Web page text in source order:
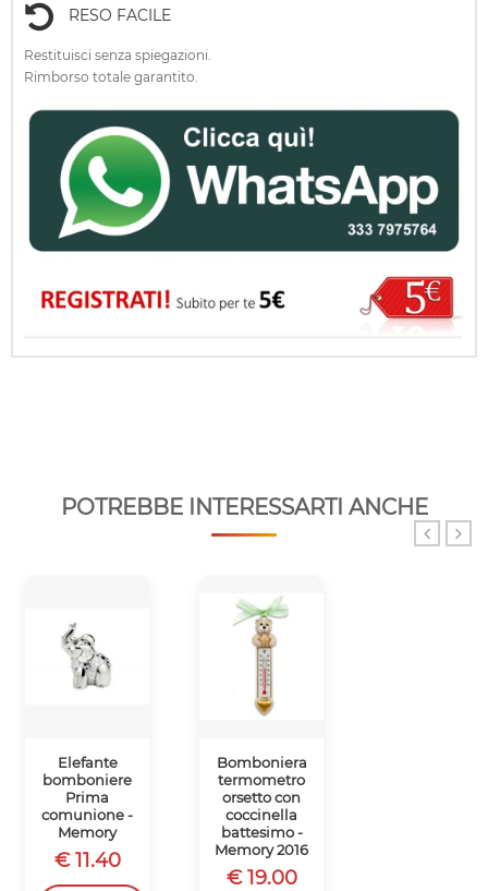
RESO FACILE
Restituisci senza spiegazioni.
Rimborso totale garantito.
POTREBBE INTERESSARTI ANCHE
Elefante
bomboniere
Prima
comunione -
Memory
€ 11.40
Bomboniera
termometro
orsetto con
coccinella
battesimo -
Memory 2016
€ 19.00